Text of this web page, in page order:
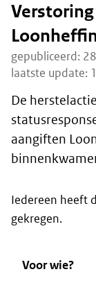
gepubliceerd:
laatste update:
De
aangiften
Iedereen heeft
gekregen.
Voor wie?